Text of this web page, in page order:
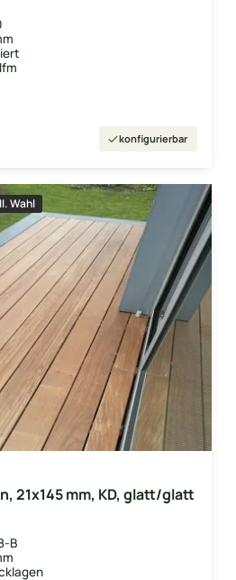
konfigurierbar
Wahl
21x145 mm, KD, glatt/glatt
B